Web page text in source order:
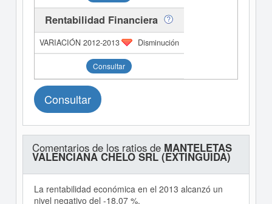
Rentabilidad Financiera
Disminución
Consultar
Consultar
Comentarios de los ratios de MANTELETAS
VALENCIANA CHELO SRL (EXTINGUIDA)
La rentabilidad económica en el 2013 alcanzó un
nivel negativo del -18,07 %.